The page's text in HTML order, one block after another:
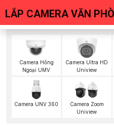
LẮP CAMERA VĂN
Camera Hồng
Ngoại UMV
Camera Ultra HD
Uniview
Camera UNV 360
Camera Zoom
Uniview